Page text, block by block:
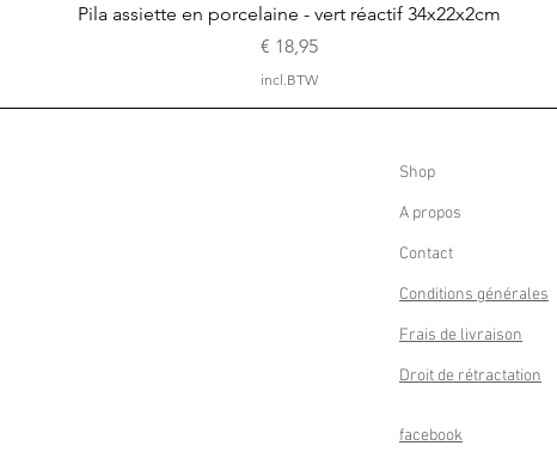
Snel overzicht
Pila assiette en porcelaine - vert réactif 34x22x2cm
Prijs
€ 18,95
incl.BTW
Shop
A propos
Contact
Conditions générales
Frais de livraison
Droit de rétractation
facebook